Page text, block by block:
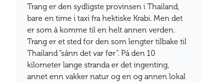
Trang er den sydligste provinsen i Thailand,
bare en time i taxi fra hektiske Krabi. Men det
er som å komme til en helt annen verden.
Trang er et sted for den som lengter tilbake til
Thailand “sånn det var før”. På den 10
kilometer lange stranda er det ingenting,
annet enn vakker natur og en og annen lokal